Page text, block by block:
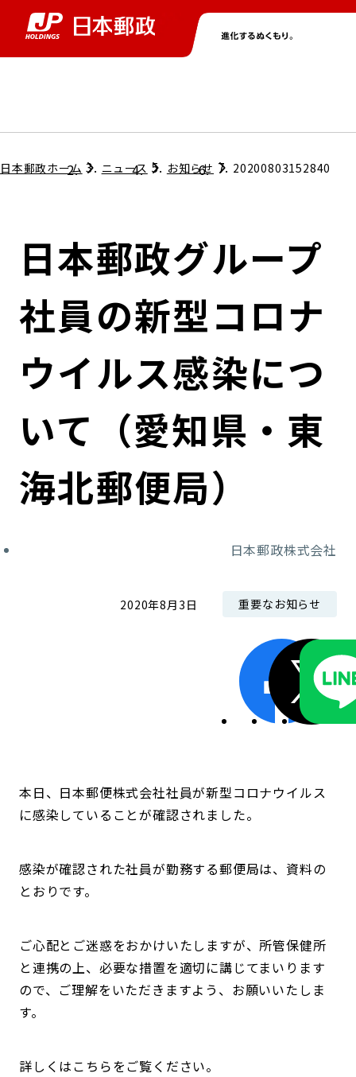
グループ情報トップ
コンプライアンス
ガバナンス
コンダクト向上の取組み
ローカル共創イニシアティブ
株主・投資家情報トップ
個人投資家のみなさまへ
株式情報
財務情報・IR資料
IRニュース
ニューストップ
サステナビリティトップ
担当役員メッセージ
サステナビリティマネジメント
持続可能な金融のフレームワーク
環境
採用情報トップ
日本郵政ホーム ニュース お知らせ 20200803152840
日本郵政グループ
社員の新型コロナ
ウイルス感染につ
いて（愛知県・東
海北郵便局）
日本郵政株式会社
2020年8月3日 重要なお知らせ
本日、日本郵便株式会社社員が新型コロナウイルス
に感染していることが確認されました。
感染が確認された社員が勤務する郵便局は、資料の
とおりです。
ご心配とご迷惑をおかけいたしますが、所管保健所
と連携の上、必要な措置を適切に講じてまいります
ので、ご理解をいただきますよう、お願いいたしま
す。
詳しくはこちらをご覧ください。